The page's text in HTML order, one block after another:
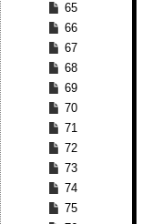
65
66
67
68
69
70
71
72
73
74
75